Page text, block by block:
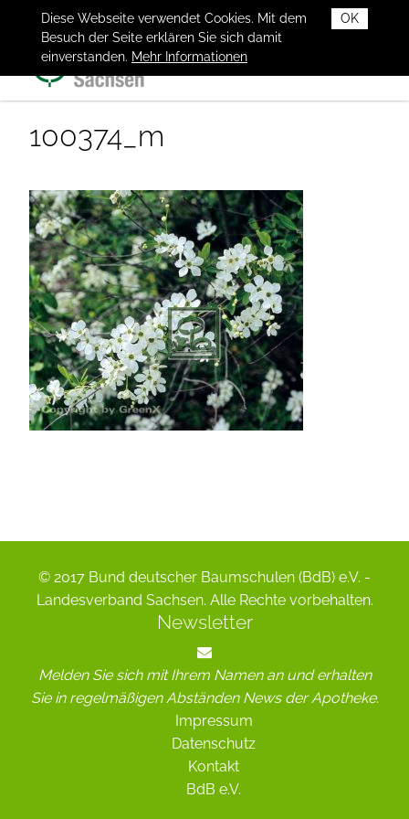
OK
Diese Webseite verwendet Cookies. Mit dem
Besuch der Seite erklären Sie sich damit
einverstanden. Mehr Informationen
100374_m
© 2017 Bund deutscher Baumschulen (BdB) e.V. -
Landesverband Sachsen. Alle Rechte vorbehalten.
Newsletter
Melden Sie sich mit Ihrem Namen an und erhalten
Sie in regelmäßigen Abständen News der Apotheke.
Impressum
Datenschutz
Kontakt
BdB e.V.